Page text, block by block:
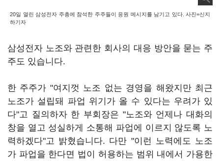
20일 열린 삼성전자 주총에 참석한 주주들이 응원 메시지를 남기고 있다. 사진=신지
하기자
삼성전자 노조와 관련한 회사의 대응 방안을 묻는 주
주도 있습니다.
한 주주가 "여지껏 노조 없는 경영을 해왔지만 최근
노조가 설립돼 파업 위기가 올 수 있다는 우려가 있
다"고 질의하자 한 부회장은 "노조와 언제나 대화의
창을 열고 성실하게 소통해 파업에 이르지 않도록 노
력하겠다"고 밝혔습니다. 다만 "이런 노력에도 노조
가 파업을 한다면 법이 허용하는 범위 내에서 가용한